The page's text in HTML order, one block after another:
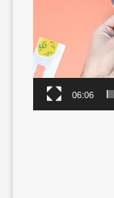
06:06